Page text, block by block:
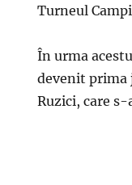
Turneul
În urma
devenit prima
Ruzici, care